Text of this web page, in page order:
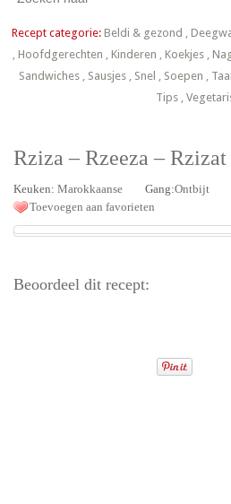
Recept categorie: Beldi & gezond ,
, Hoofdgerechten , Kinderen , Koekjes ,
Sandwiches , Sausjes , Snel , Soepen ,
Tips,
Rziza – Rzeeza –
Keuken:Marokkaanse Gang:Ontbijt
Toevoegen aan favorieten
Beoordeel dit recept: